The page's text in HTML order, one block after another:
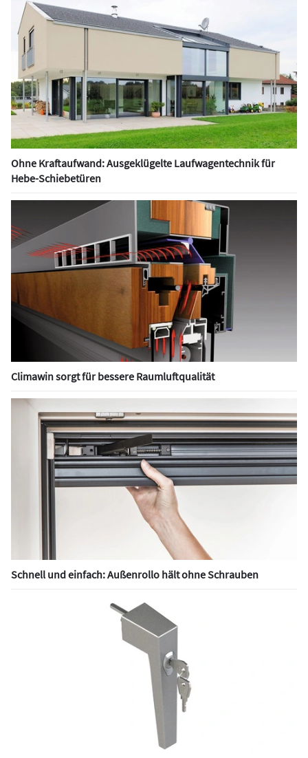
Ohne Kraftaufwand: Ausgeklügelte Laufwagentechnik für
Hebe-Schiebetüren
Climawin sorgt für bessere Raumluftqualität
Schnell und einfach: Außenrollo hält ohne Schrauben